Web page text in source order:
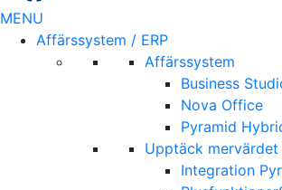
MENU
Affärssystem / ERP
Affärssystem
Business
Nova Office
Pyramid
Upptäck mervärdet
Integration